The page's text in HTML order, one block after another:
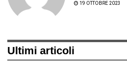
19 OTTOBRE 2023
Ultimi articoli